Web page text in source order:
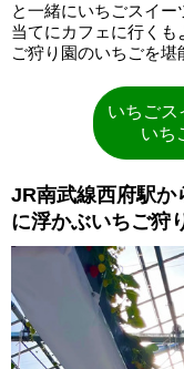
と一緒にいちごスイ
当てにカフェに行く
ご狩り園のいちごを堪
いちごス
いち
JR南武線西府駅か
に浮かぶいちご狩